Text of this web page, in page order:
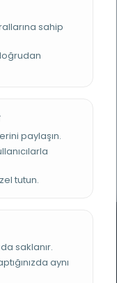
-- Mahmudiye
(Medine) - Kral
sahip
paylaşın.
tutun.
saklanır.
aynı